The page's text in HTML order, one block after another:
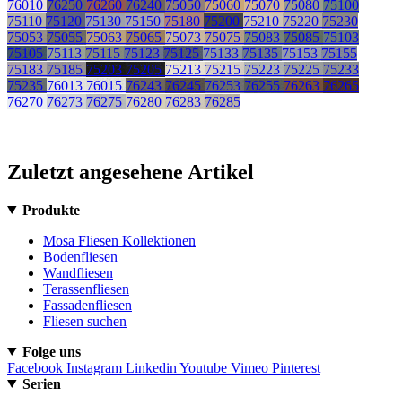
76010 76250 76260 76240 75050 75060 75070 75080 75100
75110 75120 75130 75150 75180 75200 75210 75220 75230
75053 75055 75063 75065 75073 75075 75083 75085 75103
75105 75113 75115 75123 75125 75133 75135 75153 75155
75183 75185 75203 75205 75213 75215 75223 75225 75233
75235 76013 76015 76243 76245 76253 76255 76263 76265
76270 76273 76275 76280 76283 76285
Zuletzt angesehene Artikel
Produkte
Mosa Fliesen Kollektionen
Bodenfliesen
Wandfliesen
Terassenfliesen
Fassadenfliesen
Fliesen suchen
Folge uns
Facebook Instagram Linkedin Youtube Vimeo Pinterest
Serien